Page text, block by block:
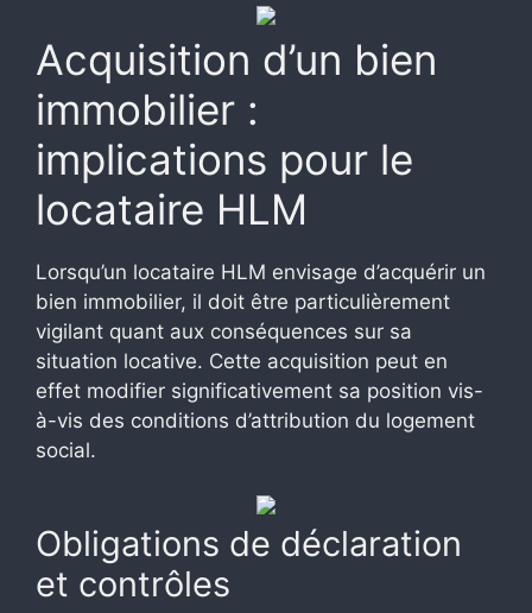
Acquisition d’un bien
immobilier :
implications pour le
locataire HLM
Lorsqu’un locataire HLM envisage d’acquérir un
bien immobilier, il doit être particulièrement
vigilant quant aux conséquences sur sa
situation locative. Cette acquisition peut en
effet modifier significativement sa position vis-
à-vis des conditions d’attribution du logement
social.
Obligations de déclaration
et contrôles